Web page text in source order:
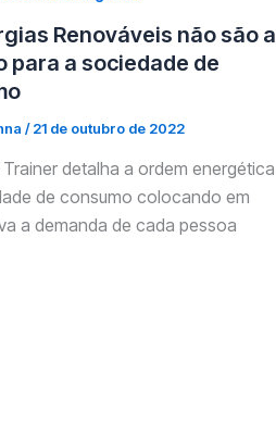
Renováveis não são a
para a sociedade de
/21 de outubro de 2022
Trainer detalha a ordem energética
de consumo colocando em
a demanda de cada pessoa